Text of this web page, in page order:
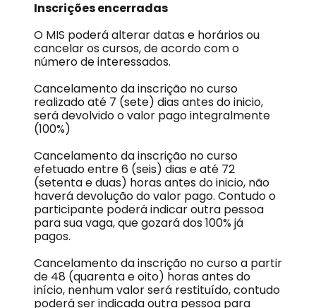
Inscrições encerradas
O MIS poderá alterar datas e horários ou
cancelar os cursos, de acordo com o
número de interessados.
Cancelamento da inscrição no curso
realizado até 7 (sete) dias antes do inicio,
será devolvido o valor pago integralmente
(100%)
Cancelamento da inscrição no curso
efetuado entre 6 (seis) dias e até 72
(setenta e duas) horas antes do inicio, não
haverá devolução do valor pago. Contudo o
participante poderá indicar outra pessoa
para sua vaga, que gozará dos 100% já
pagos.
Cancelamento da inscrição no curso a partir
de 48 (quarenta e oito) horas antes do
início, nenhum valor será restituído, contudo
poderá ser indicada outra pessoa para